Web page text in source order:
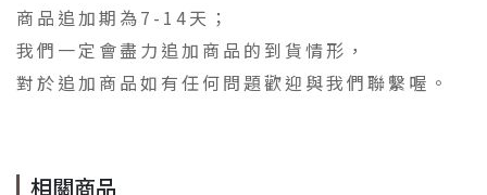
商品追加期為7-14天；
我們一定會盡力追加商品的到貨情形，
對於追加商品如有任何問題歡迎與我們聯繫喔。
相關商品